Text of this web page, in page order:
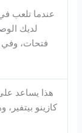
عندما تلعب
لديك
فتحات،
هذا يساعد
كازينو